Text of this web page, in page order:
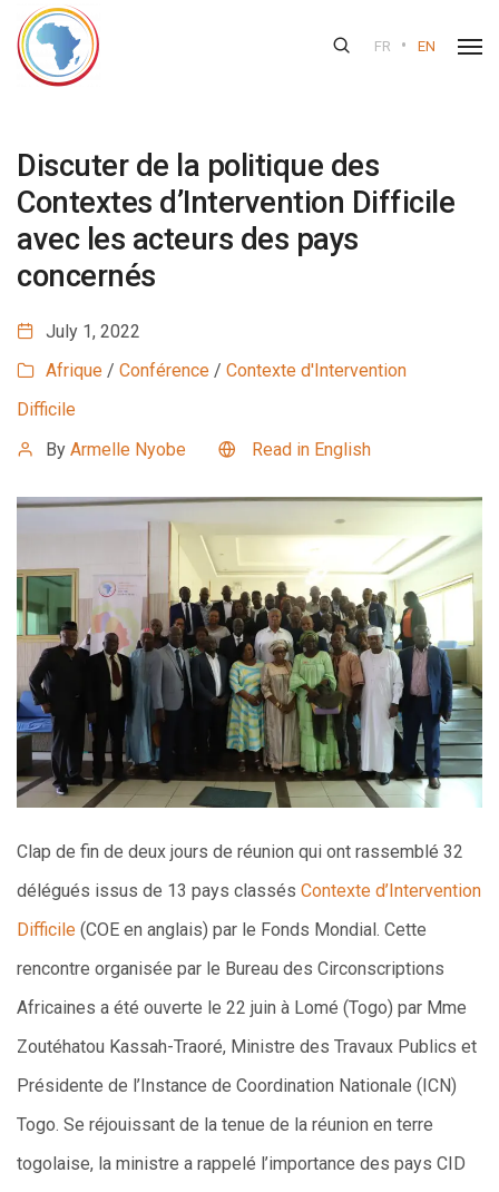
FR • EN
Discuter de la politique des
Contextes d’Intervention Difficile
avec les acteurs des pays
concernés
July 1, 2022
Afrique / Conférence / Contexte d'Intervention
Difficile
By Armelle Nyobe Read in English
Clap de fin de deux jours de réunion qui ont rassemblé 32
délégués issus de 13 pays classés Contexte d’Intervention
Difficile (COE en anglais) par le Fonds Mondial. Cette
rencontre organisée par le Bureau des Circonscriptions
Africaines a été ouverte le 22 juin à Lomé (Togo) par Mme
Zoutéhatou Kassah-Traoré, Ministre des Travaux Publics et
Présidente de l’Instance de Coordination Nationale (ICN)
Togo. Se réjouissant de la tenue de la réunion en terre
togolaise, la ministre a rappelé l’importance des pays CID